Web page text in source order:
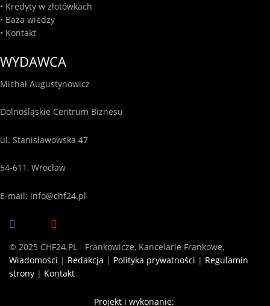
• Kredyty w złotówkach
• Baza wiedzy
• Kontakt
WYDAWCA
Michał Augustynowicz
Dolnośląskie Centrum Biznesu
ul. Stanisławowska 47
54-611, Wrocław
E-mail: info@chf24.pl
© 2025 CHF24.PL - Frankowicze, Kancelarie Frankowe,
Wiadomości | Redakcja | Polityka prywatności | Regulamin
strony | Kontakt
Projekt i wykonanie: